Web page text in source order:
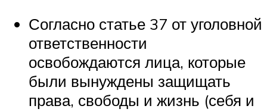
Согласно статье 37 от уголовной
ответственности
освобождаются лица, которые
были вынуждены защищать
права, свободы и жизнь (себя и